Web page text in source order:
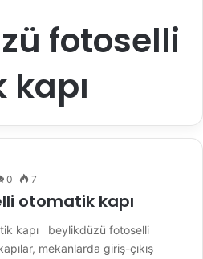
fotoselli
0 7
otomatik kapı
kapı beylikdüzü fotoselli
mekanlarda giriş-çıkış